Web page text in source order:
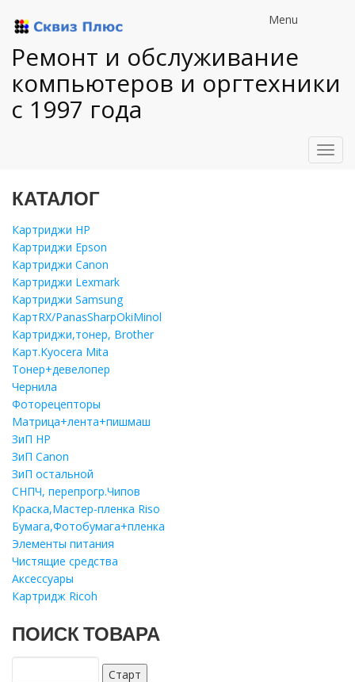
Ремонт и обслуживание
компьютеров и оргтехники
с 1997 года
Menu
КАТАЛОГ
Картриджи HP
Картриджи Epson
Картриджи Canon
Картриджи Lexmark
Картриджи Samsung
КартRX/PanasSharpOkiMinol
Картриджи,тонер, Brother
Карт.Kyocera Mita
Тонер+девелопер
Чернила
Фоторецепторы
Матрица+лента+пишмаш
ЗиП HP
ЗиП Саnon
ЗиП остальной
СНПЧ, перепрогр.Чипов
Краска,Мастер-пленка Riso
Бумага,Фотобумага+пленка
Элементы питания
Чистящие средства
Аксессуары
Картридж Ricoh
ПОИСК ТОВАРА